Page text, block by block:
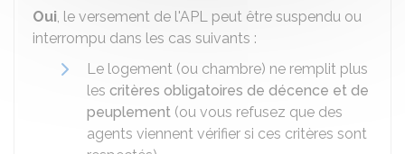
Oui, le versement de l'APL peut être suspendu ou
interrompu dans les cas suivants :
Le logement (ou chambre) ne remplit plus
les critères obligatoires de décence et de
peuplement (ou vous refusez que des
agents viennent vérifier si ces critères sont